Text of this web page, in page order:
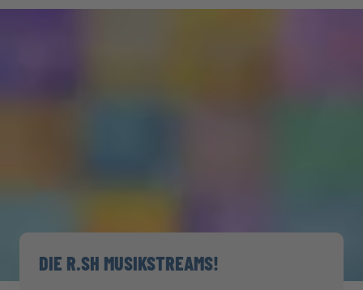
DIE R.SH MUSIKSTREAMS!